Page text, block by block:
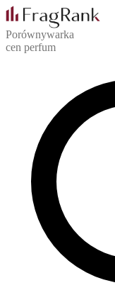
Porównywarka
cen perfum